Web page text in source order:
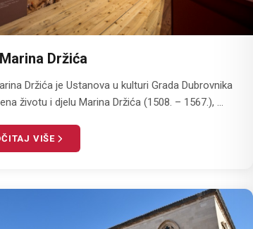
Držića
Držića je Ustanova u kulturi Grada Dubrovnika
životu i djelu Marina Držića (1508. – 1567.), ...
VIŠE